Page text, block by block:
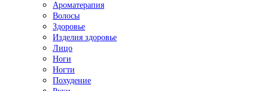
Ароматерапия
Волосы
Здоровье
Изделия здоровье
Лицо
Ноги
Ногти
Похудение